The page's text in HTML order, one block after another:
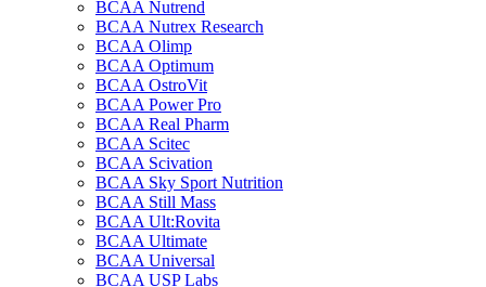
BCAA Nutrend
BCAA Nutrex Research
BCAA Olimp
BCAA Optimum
BCAA OstroVit
BCAA Power Pro
BCAA Real Pharm
BCAA Scitec
BCAA Scivation
BCAA Sky Sport Nutrition
BCAA Still Mass
BCAA Ult:Rovita
BCAA Ultimate
BCAA Universal
BCAA USP Labs